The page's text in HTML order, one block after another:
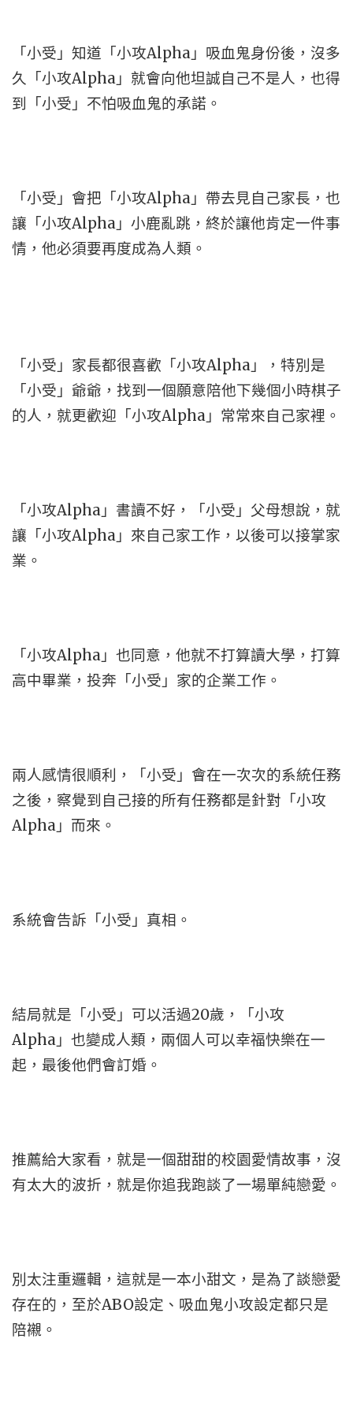
「小受」知道「小攻Alpha」吸血鬼身份後，沒多
久「小攻Alpha」就會向他坦誠自己不是人，也得
到「小受」不怕吸血鬼的承諾。
「小受」會把「小攻Alpha」帶去見自己家長，也
讓「小攻Alpha」小鹿亂跳，終於讓他肯定一件事
情，他必須要再度成為人類。
「小受」家長都很喜歡「小攻Alpha」，特別是
「小受」爺爺，找到一個願意陪他下幾個小時棋子
的人，就更歡迎「小攻Alpha」常常來自己家裡。
「小攻Alpha」書讀不好，「小受」父母想說，就
讓「小攻Alpha」來自己家工作，以後可以接掌家
業。
「小攻Alpha」也同意，他就不打算讀大學，打算
高中畢業，投奔「小受」家的企業工作。
兩人感情很順利，「小受」會在一次次的系統任務
之後，察覺到自己接的所有任務都是針對「小攻
Alpha」而來。
系統會告訴「小受」真相。
結局就是「小受」可以活過20歲，「小攻
Alpha」也變成人類，兩個人可以幸福快樂在一
起，最後他們會訂婚。
推薦給大家看，就是一個甜甜的校園愛情故事，沒
有太大的波折，就是你追我跑談了一場單純戀愛。
別太注重邏輯，這就是一本小甜文，是為了談戀愛
存在的，至於ABO設定、吸血鬼小攻設定都只是
陪襯。